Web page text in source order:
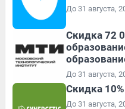
До 31 августа,
Скидка 72
До 31 августа,
Скидка
До 31 августа,